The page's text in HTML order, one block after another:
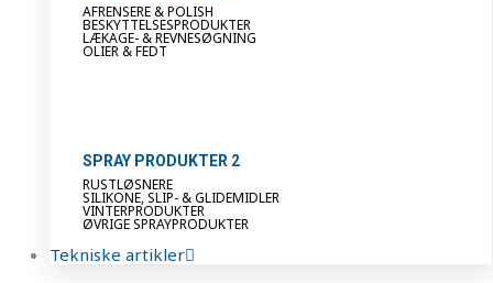
AFRENSERE & POLISH
BESKYTTELSESPRODUKTER
LÆKAGE- & REVNESØGNING
OLIER & FEDT
SPRAY PRODUKTER 2
RUSTLØSNERE
SILIKONE, SLIP- & GLIDEMIDLER
VINTERPRODUKTER
ØVRIGE SPRAYPRODUKTER
Tekniske artikler